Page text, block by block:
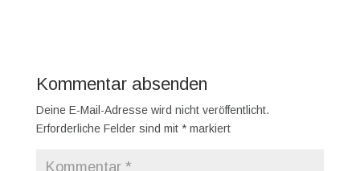
Kommentar absenden
Deine E-Mail-Adresse wird nicht veröffentlicht.
Erforderliche Felder sind mit *markiert